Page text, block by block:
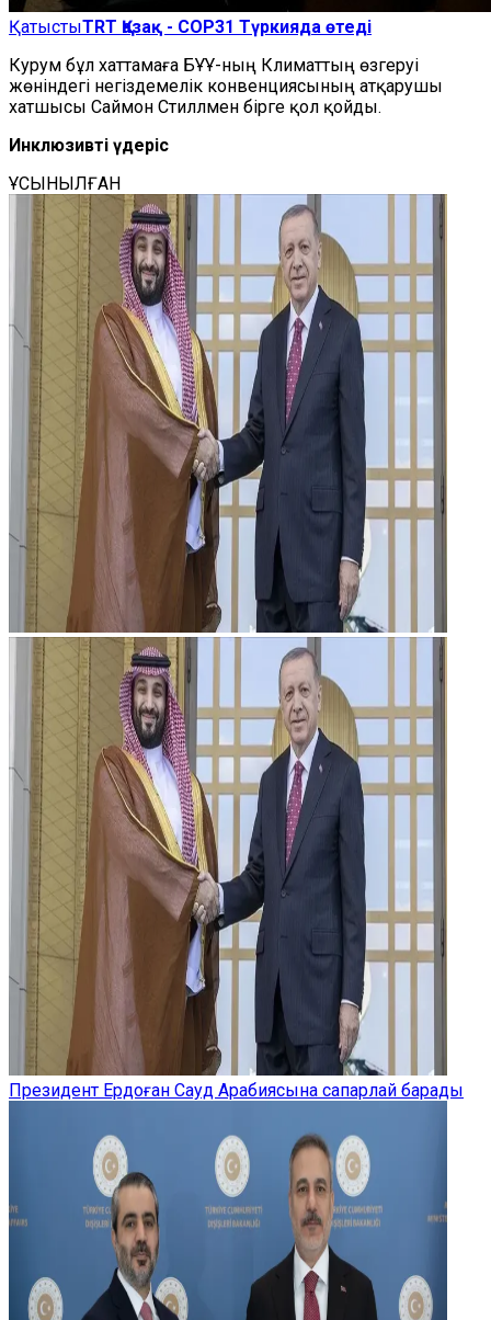
ҚатыстыTRT Қазақ - COP31 Түркияда өтеді
Курум бұл хаттамаға БҰҰ-ның Климаттың өзгеруі
жөніндегі негіздемелік конвенциясының атқарушы
хатшысы Саймон Стиллмен бірге қол қойды.
Инклюзивті үдеріс
ҰСЫНЫЛҒАН
Президент Ердоған Сауд Арабиясына сапарлай барады